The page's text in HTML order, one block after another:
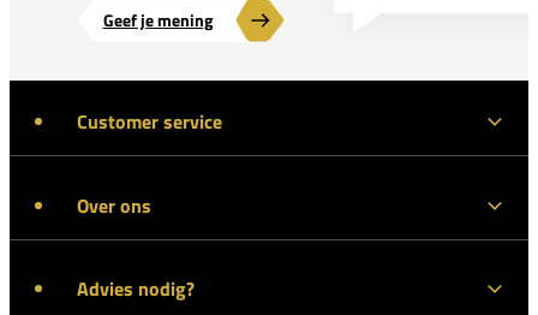
Geef je mening
Customer service
Over ons
Advies nodig?